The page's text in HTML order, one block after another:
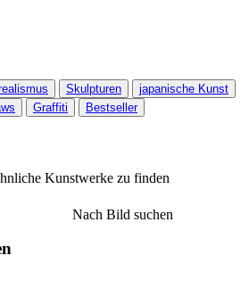
Skulpturen
japanische Kunst
Graffiti Bestseller
Kunstwerke zu finden
Nach Bild suchen